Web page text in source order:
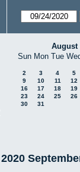
August
Sun Mon Tue
2 3 4
5
9
10 11
12
16
17 18
19
23
24 25
26
30
31
2020